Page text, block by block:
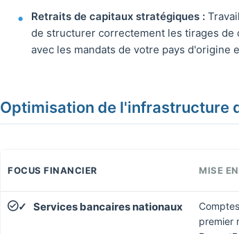
Retraits de capitaux stratégiques :
de structurer correctement les tirages
avec les mandats de votre pays d'origine
Optimisation de l'infrastructure
FOCUS FINANCIER MISE
✓ Services bancaires nationaux
premier